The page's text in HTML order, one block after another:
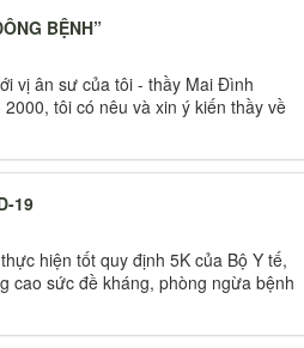
BỆNH”
vị ân sư của tôi - thầy Mai Đình
tôi có nêu và xin ý kiến thầy về
19
hiện tốt quy định 5K của Bộ Y tế,
cao sức đề kháng, phòng ngừa bệnh